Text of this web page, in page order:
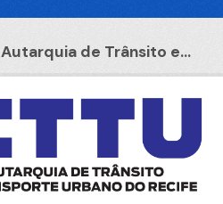
Autarquia de Trânsito e...